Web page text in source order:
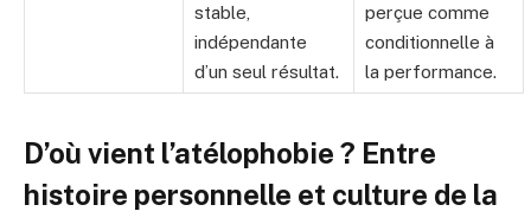
stable,
indépendante
d’un seul résultat.
perçue comme
conditionnelle à
la performance.
D’où vient l’atélophobie ? Entre
histoire personnelle et culture de la